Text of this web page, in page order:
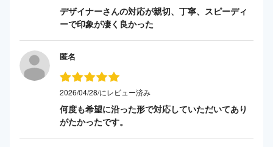
デザイナーさんの対応が親切、丁寧、スピーディ
ーで印象が凄く良かった
匿名
2026/04/28/にレビュー済み
何度も希望に沿った形で対応していただいてあり
がたかったです。